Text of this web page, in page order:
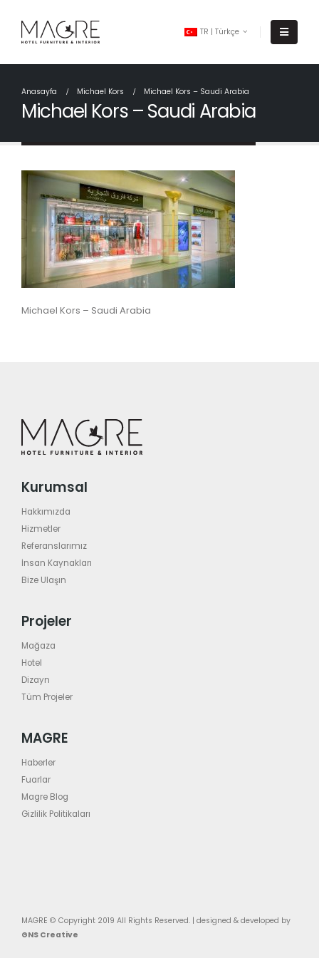
TR | Türkçe
Anasayfa Michael Kors Michael Kors – Saudi Arabia
Michael Kors – Saudi Arabia
Michael Kors – Saudi Arabia
Kurumsal
Hakkımızda
Hizmetler
Referanslarımız
İnsan Kaynakları
Bize Ulaşın
Projeler
Mağaza
Hotel
Dizayn
Tüm Projeler
MAGRE
Haberler
Fuarlar
Magre Blog
Gizlilik Politikaları
MAGRE © Copyright 2019 All Rights Reserved. | designed & developed by
GNS Creative